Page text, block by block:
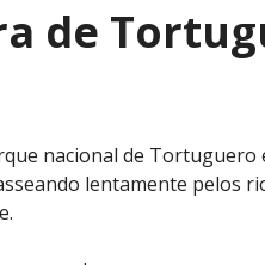
de
nacional de
lentamente pelos